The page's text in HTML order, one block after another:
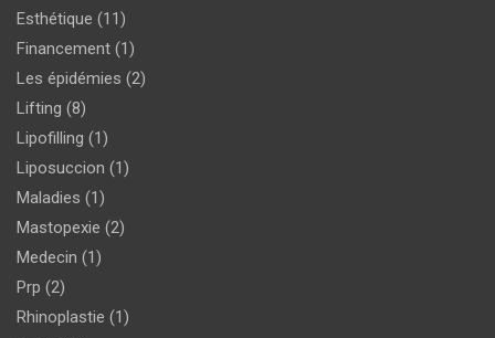
Esthétique (11)
Financement (1)
Les épidémies (2)
Lifting (8)
Lipofilling (1)
Liposuccion (1)
Maladies (1)
Mastopexie (2)
Medecin (1)
Prp (2)
Rhinoplastie (1)